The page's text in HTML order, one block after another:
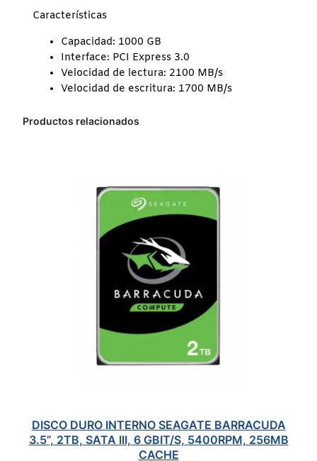
Características
Capacidad: 1000 GB
Interface: PCI Express 3.0
Velocidad de lectura: 2100 MB/s
Velocidad de escritura: 1700 MB/s
Productos relacionados
DISCO DURO INTERNO SEAGATE BARRACUDA
3.5”, 2TB, SATA III, 6 GBIT/S, 5400RPM, 256MB
CACHE